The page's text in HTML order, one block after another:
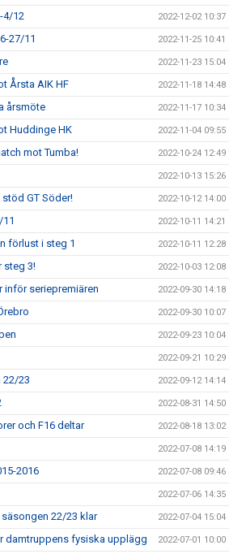
4/12 2022-12-02 10:37
27/11 2022-11-25 10:41
2022-11-23 15:04
Årsta AIK HF 2022-11-18 14:48
årsmöte 2022-11-17 10:34
Huddinge HK 2022-11-04 09:55
mot Tumba! 2022-10-24 12:49
2022-10-13 15:26
GT Söder! 2022-10-12 14:00
2022-10-11 14:21
förlust i steg 1 2022-10-11 12:28
steg 3! 2022-10-03 12:08
inför seriepremiären 2022-09-30 14:18
2022-09-30 10:07
2022-09-23 10:04
2022-09-21 10:29
22/23 2022-09-12 14:14
2022-08-31 14:50
och F16 deltar 2022-08-18 13:02
2022-07-08 14:19
2016 2022-07-08 09:46
2022-07-06 14:35
säsongen 22/23 klar 2022-07-04 15:04
damtruppens fysiska upplägg 2022-07-01 10:00